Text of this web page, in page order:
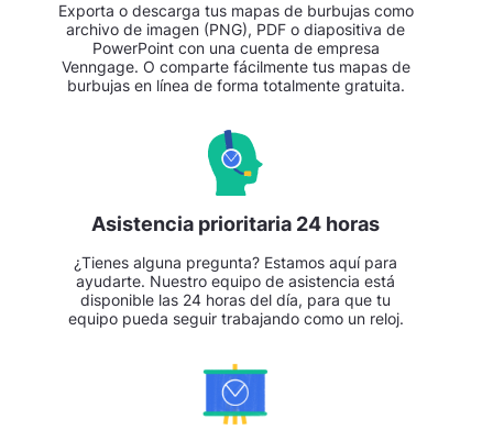
Exporta o descarga tus mapas de burbujas como
archivo de imagen (PNG), PDF o diapositiva de
PowerPoint con una cuenta de empresa
Venngage. O comparte fácilmente tus mapas de
burbujas en línea de forma totalmente gratuita.
Asistencia prioritaria 24 horas
¿Tienes alguna pregunta? Estamos aquí para
ayudarte. Nuestro equipo de asistencia está
disponible las 24 horas del día, para que tu
equipo pueda seguir trabajando como un reloj.